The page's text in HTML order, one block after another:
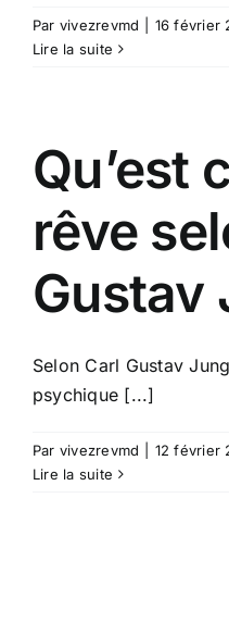
Par vivezrevmd 16 février
Lire la suite
Qu’est
rêve
Gustav
Selon Carl Gustav
psychique [...]
Par vivezrevmd 12 février
Lire la suite